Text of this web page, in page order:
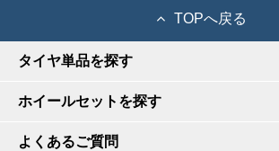
TOPへ戻る
タイヤ単品を探す
ホイールセットを探す
よくあるご質問